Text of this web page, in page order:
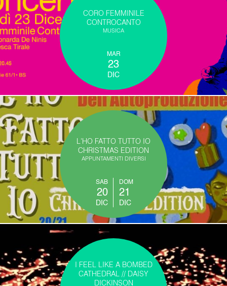
CORO FEMMINILE
CONTROCANTO
MUSICA
MAR
23
DIC
L'HO FATTO TUTTO IO
CHRISTMAS EDITION
APPUNTAMENTI DIVERSI
SAB
20
DIC
DOM
21
DIC
I FEEL LIKE A BOMBED
CATHEDRAL // DAISY
DICKINSON